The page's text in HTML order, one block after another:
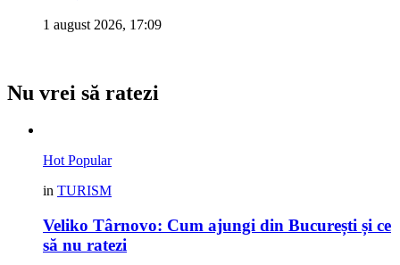
1 august 2026, 17:09
Nu vrei să ratezi
HotPopular
in TURISM
Veliko Târnovo: Cum ajungi din București și ce
să nu ratezi